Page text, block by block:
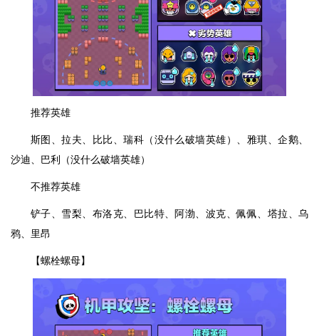
推荐英雄
斯图、拉夫、比比、瑞科（没什么破墙英雄）、雅琪、企鹅、
沙迪、巴利（没什么破墙英雄）
不推荐英雄
铲子、雪梨、布洛克、巴比特、阿渤、波克、佩佩、塔拉、乌
鸦、里昂
【螺栓螺母】